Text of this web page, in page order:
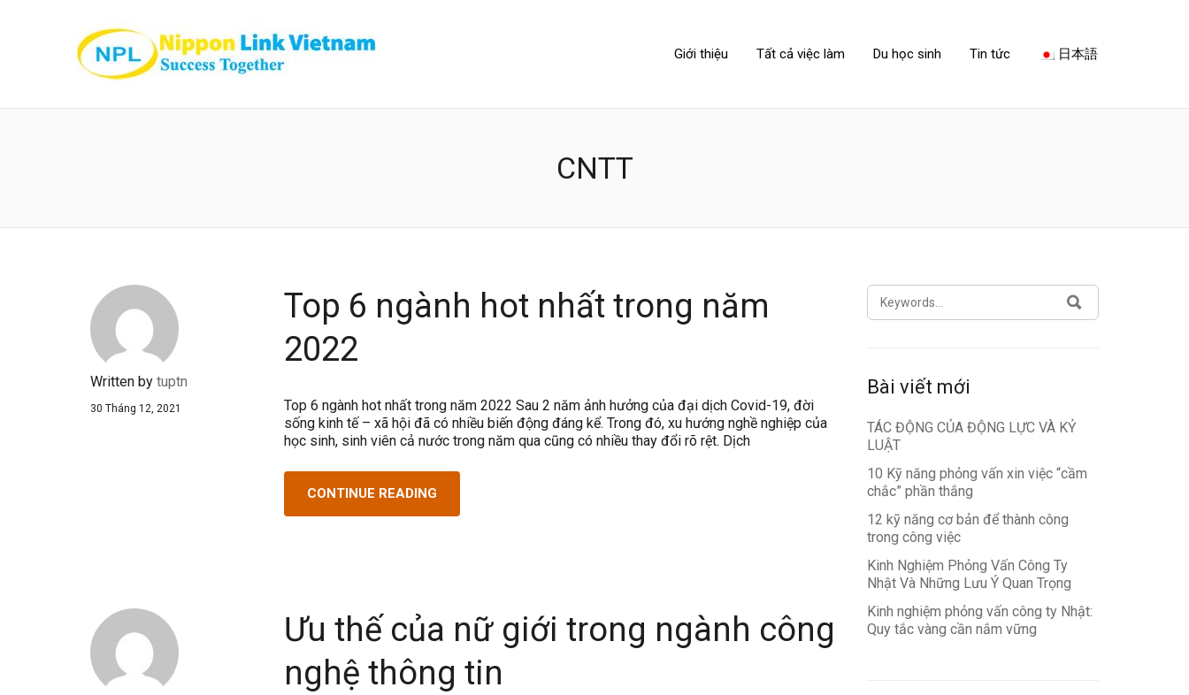
Giới thiệu Tất cả việc làm Du học sinh Tin tức 日本語
CNTT
Written by tuptn
30 Tháng 12, 2021
Top 6 ngành hot nhất trong năm
2022
Top 6 ngành hot nhất trong năm 2022 Sau 2 năm ảnh hưởng của đại dịch Covid-19, đời
sống kinh tế – xã hội đã có nhiều biến động đáng kể. Trong đó, xu hướng nghề nghiệp của
học sinh, sinh viên cả nước trong năm qua cũng có nhiều thay đổi rõ rệt. Dịch
CONTINUE READING
Ưu thế của nữ giới trong ngành công
nghệ thông tin
SEARCH
FOR:
Bài viết mới
TÁC ĐỘNG CỦA ĐỘNG LỰC VÀ KỶ
LUẬT
10 Kỹ năng phỏng vấn xin việc “cầm
chắc” phần thắng
12 kỹ năng cơ bản để thành công
trong công việc
Kinh Nghiệm Phỏng Vấn Công Ty
Nhật Và Những Lưu Ý Quan Trọng
Kinh nghiệm phỏng vấn công ty Nhật:
Quy tắc vàng cần nắm vững